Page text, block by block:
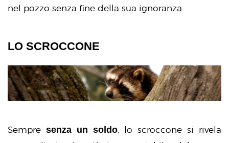
nel pozzo senza fine della sua ignoranza.
LO SCROCCONE
Sempre senza un soldo, lo scroccone si rivela